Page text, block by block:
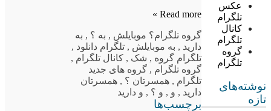
عکس
تلگرام
کانال
تلگرام
گروه
تلگرام
نوشته‌های
تازه
Read more »
گروه تلگرام؟ موبایلش , به ؟ , به
دارید , به موبایلش , تلگرام دانلود ,
تلگرام گروه , شک , کانال تلگرام ,
گروه تلگرام , گروه های جدید
تلگرام , همسرتان ؟ , همسرتان
دارید , و , و ؟ , و دارید
برچسب‌ها